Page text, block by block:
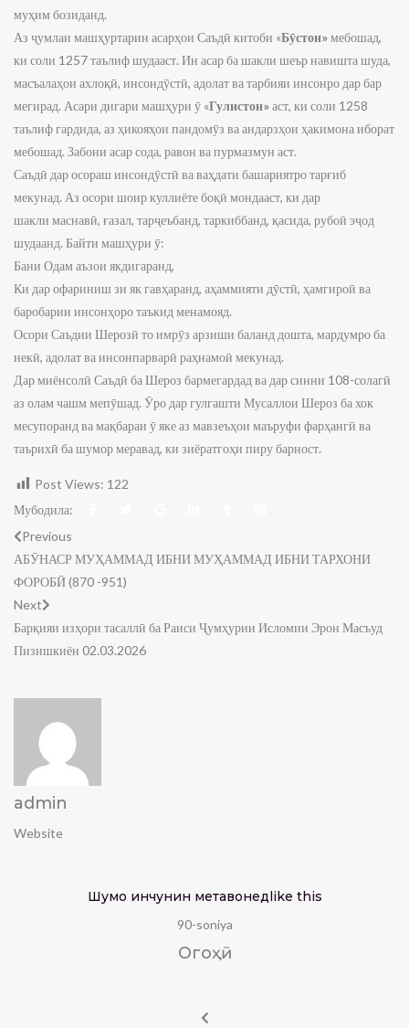
муҳим бозиданд.
Аз ҷумлаи машҳуртарин асарҳои Саъдӣ китоби «Бӯстон»мебошад,
ки соли 1257 таълиф шудааст. Ин асар ба шакли шеър навишта шуда,
масъалаҳои ахлоқӣ, инсондӯстӣ, адолат ва тарбияи инсонро дар бар
мегирад. Асари дигари машҳури ӯ «Гулистон»аст, ки соли 1258
таълиф гардида, аз ҳикояҳои пандомӯз ва андарзҳои ҳакимона иборат
мебошад. Забони асар сода, равон ва пурмазмун аст.
Саъдӣ дар осораш инсондӯстӣ ва ваҳдати башариятро тарғиб
мекунад. Аз осори шоир куллиёте боқӣ мондааст, ки дар
шакли маснавӣ, ғазал, тарҷеъбанд, таркиббанд, қасида, рубоӣ эҷод
шудаанд. Байти машҳури ӯ:
Бани Одам аъзои якдигаранд,
Ки дар офариниш зи як гавҳаранд, аҳаммияти дӯстӣ, ҳамгироӣ ва
баробарии инсонҳоро таъкид менамояд.
Осори Саъдии Шерозӣ то имрӯз арзиши баланд дошта, мардумро ба
некӣ, адолат ва инсонпарварӣ раҳнамоӣ мекунад.
Дар миёнсолӣ Саъдӣ ба Шероз бармегардад ва дар синни 108-солагӣ
аз олам чашм мепӯшад. Ӯро дар гулгашти Мусаллои Шероз ба хок
месупоранд ва мақбараи ӯ яке аз мавзеъҳои маъруфи фарҳангӣ ва
таърихӣ ба шумор меравад, ки зиёратгоҳи пиру барност.
Post Views: 122
Мубодила:
Previous
АБӮНАСР МУҲАММАД ИБНИ МУҲАММАД ИБНИ ТАРХОНИ
ФОРОБӢ (870 -951)
Next
Барқияи изҳори тасаллӣ ба Раиси Ҷумҳурии Исломии Эрон Масъуд
Пизишкиён 02.03.2026
admin
Website
Шумо инчунин метавонедlike this
90-soniya
Огоҳӣ